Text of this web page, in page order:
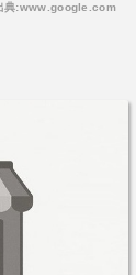
典:www.google.com